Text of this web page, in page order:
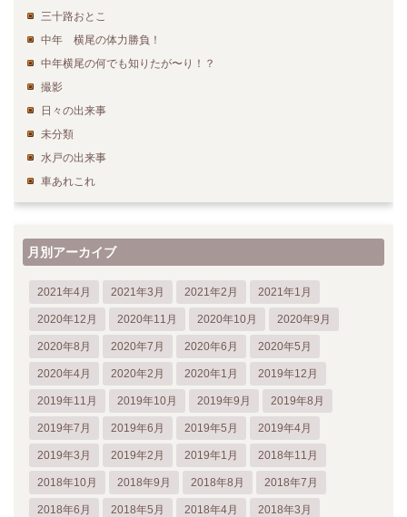
三十路おとこ
中年 横尾の体力勝負！
中年横尾の何でも知りたが〜り！？
撮影
日々の出来事
未分類
水戸の出来事
車あれこれ
月別アーカイブ
2021年4月 2021年3月 2021年2月 2021年1月
2020年12月 2020年11月 2020年10月 2020年9月
2020年8月 2020年7月 2020年6月 2020年5月
2020年4月 2020年2月 2020年1月 2019年12月
2019年11月 2019年10月 2019年9月 2019年8月
2019年7月 2019年6月 2019年5月 2019年4月
2019年3月 2019年2月 2019年1月 2018年11月
2018年10月 2018年9月 2018年8月 2018年7月
2018年6月 2018年5月 2018年4月 2018年3月